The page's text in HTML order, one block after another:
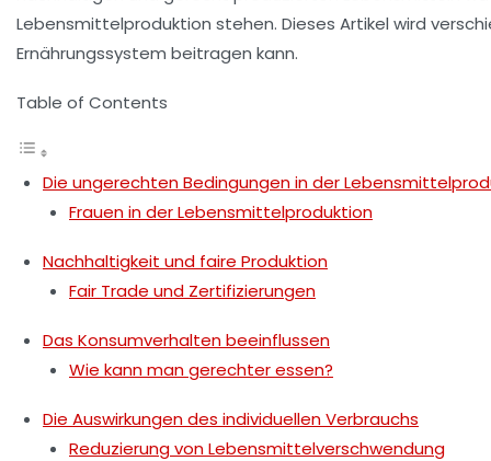
Lebensmittelproduktion stehen. Dieses Artikel wird
Ernährungssystem beitragen kann.
Table of Contents
Die ungerechten Bedingungen in der
Frauen in der Lebensmittelproduktion
Nachhaltigkeit und faire Produktion
Fair Trade und Zertifizierungen
Das Konsumverhalten beeinflussen
Wie kann man gerechter essen?
Die Auswirkungen des individuellen Verbrauchs
Reduzierung von Lebensmittelverschwendung